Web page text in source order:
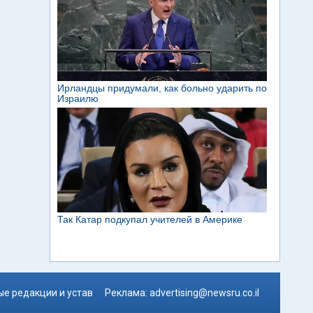
редакции и устав Реклама: advertising@newsru.co.il